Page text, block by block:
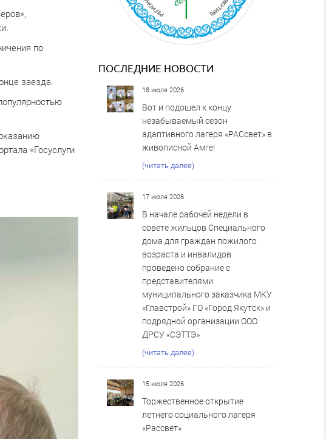
по
заезда.
«Госуслуги
ПОСЛЕДНИЕ НОВОСТИ
18 июля 2026
Вот и подошел к концу
незабываемый сезон
адаптивного лагеря «РАСсвет» в
живописной Амге!
(читать далее)
17 июля 2026
В начале рабочей недели в
совете жильцов Специального
дома для граждан пожилого
возраста и инвалидов
проведено собрание с
представителями
муниципального заказчика МКУ
«Главстрой» ГО «Город Якутск» и
подрядной организации ООО
ДРСУ «СЭТТЭ»
(читать далее)
15 июля 2026
Торжественное открытие
летнего социального лагеря
«Рассвет»